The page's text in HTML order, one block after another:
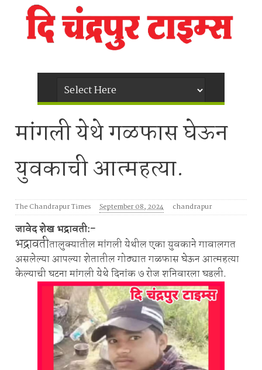
मांगली येथे गळफास घेऊन
युवकाची आत्महत्या.
The Chandrapur Times September 08, 2024 chandrapur
जावेद शेख भद्रावती:-
भद्रावतीतालुक्यातील मांगली येथील एका युवकाने गावालगत
असलेल्या आपल्या शेतातील गोठ्यात गळफास घेऊन आत्महत्या
केल्याची घटना मांगली येथे दिनांक ७ रोज शनिवारला घडली.